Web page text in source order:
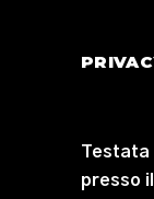
Testata
presso